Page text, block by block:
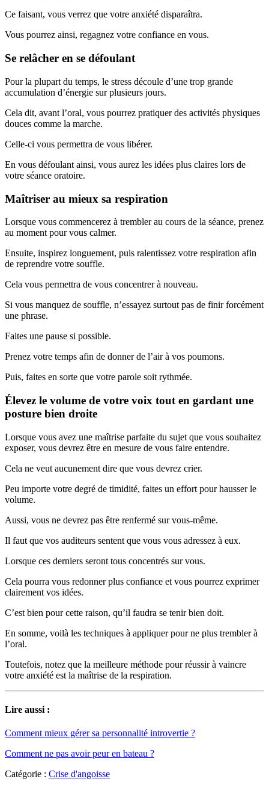
Ce faisant, vous verrez que votre anxiété disparaîtra.
Vous pourrez ainsi, regagnez votre confiance en vous.
Se relâcher en se défoulant
Pour la plupart du temps, le stress découle d’une trop grande
accumulation d’énergie sur plusieurs jours.
Cela dit, avant l’oral, vous pourrez pratiquer des activités physiques
douces comme la marche.
Celle-ci vous permettra de vous libérer.
En vous défoulant ainsi, vous aurez les idées plus claires lors de
votre séance oratoire.
Maîtriser au mieux sa respiration
Lorsque vous commencerez à trembler au cours de la séance, prenez
au moment pour vous calmer.
Ensuite, inspirez longuement, puis ralentissez votre respiration afin
de reprendre votre souffle.
Cela vous permettra de vous concentrer à nouveau.
Si vous manquez de souffle, n’essayez surtout pas de finir forcément
une phrase.
Faites une pause si possible.
Prenez votre temps afin de donner de l’air à vos poumons.
Puis, faites en sorte que votre parole soit rythmée.
Élevez le volume de votre voix tout en gardant une
posture bien droite
Lorsque vous avez une maîtrise parfaite du sujet que vous souhaitez
exposer, vous devrez être en mesure de vous faire entendre.
Cela ne veut aucunement dire que vous devrez crier.
Peu importe votre degré de timidité, faites un effort pour hausser le
volume.
Aussi, vous ne devrez pas être renfermé sur vous-même.
Il faut que vos auditeurs sentent que vous vous adressez à eux.
Lorsque ces derniers seront tous concentrés sur vous.
Cela pourra vous redonner plus confiance et vous pourrez exprimer
clairement vos idées.
C’est bien pour cette raison, qu’il faudra se tenir bien doit.
En somme, voilà les techniques à appliquer pour ne plus trembler à
l’oral.
Toutefois, notez que la meilleure méthode pour réussir à vaincre
votre anxiété est la maîtrise de la respiration.
Lire aussi :
Comment mieux gérer sa personnalité introvertie ?
Comment ne pas avoir peur en bateau ?
Catégorie : Crise d'angoisse